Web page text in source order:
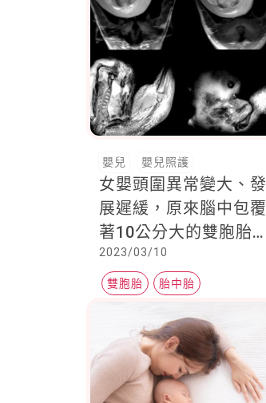
嬰兒 嬰兒照護
女嬰頭圍異常變大、發
展遲緩，原來腦中包覆
著10公分大的雙胞胎姊
妹
2023/03/10
雙胞胎 胎中胎